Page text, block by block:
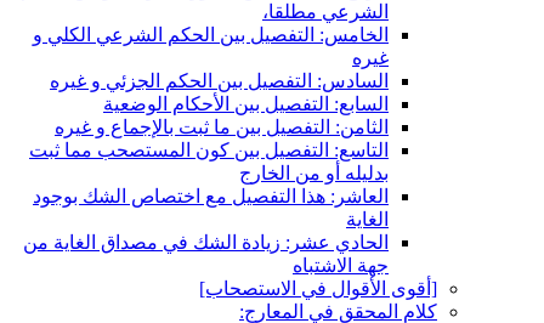
الشرعي مطلقا،
الخامس: التفصيل بين الحكم الشرعي الكلي و
غيره
السادس: التفصيل بين الحكم الجزئي و غيره
السابع: التفصيل بين الأحكام الوضعية
الثامن: التفصيل بين ما ثبت بالإجماع و غيره
التاسع: التفصيل بين كون المستصحب مما ثبت
بدليله أو من الخارج
العاشر: هذا التفصيل مع اختصاص الشك بوجود
الغاية
الحادي عشر: زيادة الشك في مصداق الغاية من
جهة الاشتباه
[أقوى الأقوال في الاستصحاب‏]
كلام المحقق في المعارج: